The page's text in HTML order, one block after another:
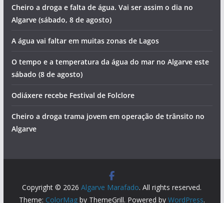
Cheiro a droga e falta de água. Vai ser assim o dia no
Algarve (sábado, 8 de agosto)
A água vai faltar em muitas zonas de Lagos
O tempo e a temperatura da água do mar no Algarve este
sábado (8 de agosto)
Odiáxere recebe Festival de Folclore
Cheiro a droga trama jovem em operação de trânsito no
Algarve
Copyright © 2026Algarve Marafado. All rights reserved.
Theme: ColorMagby ThemeGrill. Powered by WordPress.